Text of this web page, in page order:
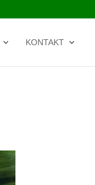
KONTAKT